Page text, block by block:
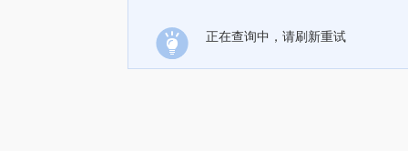
正在查询中，请刷新重试